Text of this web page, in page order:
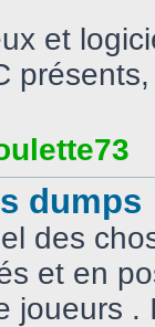
et
dumps
des
et en
joueurs .